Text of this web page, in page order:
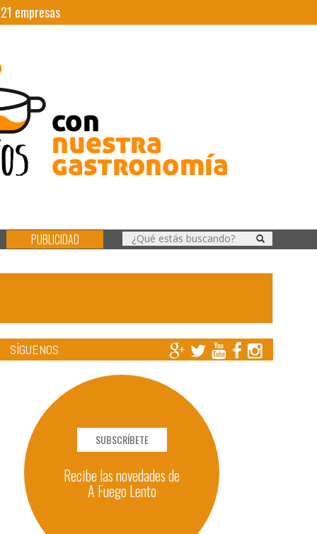
21 empresas
PUBLICIDAD
SÍGUENOS
SUBSCRÍBETE
Recibe las novedades de
A Fuego Lento